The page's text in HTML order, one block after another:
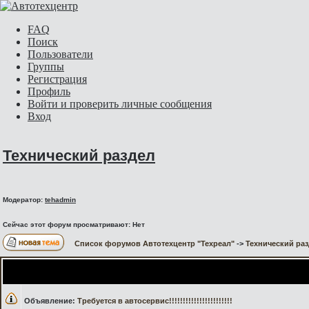
FAQ
Поиск
Пользователи
Группы
Регистрация
Профиль
Войти и проверить личные сообщения
Вход
Технический раздел
Модератор: tehadmin
Сейчас этот форум просматривают: Нет
Список форумов Автотехцентр "Техреал" -> Технический
Объявление: Требуется в автосервис!!!!!!!!!!!!!!!!!!!!!!!